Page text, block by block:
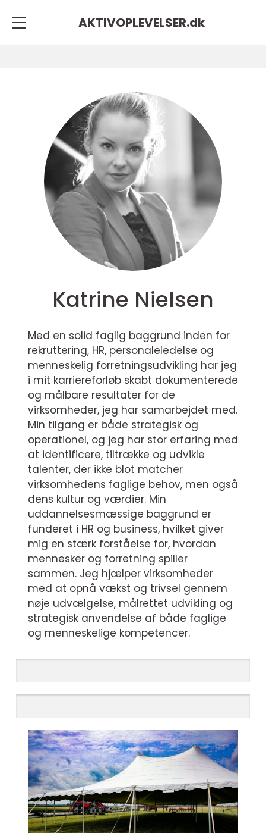
AKTIVOPLEVELSER.dk
Katrine Nielsen
Med en solid faglig baggrund inden for
rekruttering, HR, personaleledelse og
menneskelig forretningsudvikling har jeg
i mit karriereforløb skabt dokumenterede
og målbare resultater for de
virksomheder, jeg har samarbejdet med.
Min tilgang er både strategisk og
operationel, og jeg har stor erfaring med
at identificere, tiltrække og udvikle
talenter, der ikke blot matcher
virksomhedens faglige behov, men også
dens kultur og værdier. Min
uddannelsesmæssige baggrund er
funderet i HR og business, hvilket giver
mig en stærk forståelse for, hvordan
mennesker og forretning spiller
sammen. Jeg hjælper virksomheder
med at opnå vækst og trivsel gennem
nøje udvælgelse, målrettet udvikling og
strategisk anvendelse af både faglige
og menneskelige kompetencer.